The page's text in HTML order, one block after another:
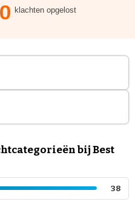
0 klachten opgelost
bij Best
38